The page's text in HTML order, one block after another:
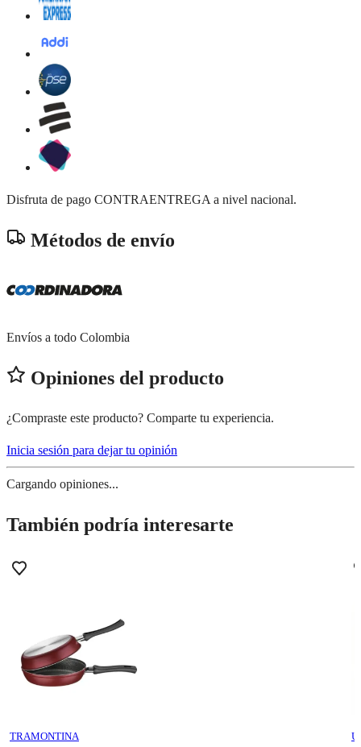
Disfruta de pago CONTRAENTREGA a nivel nacional.
Métodos de envío
Envíos a todo Colombia
Opiniones del producto
¿Compraste este producto? Comparte tu experiencia.
Inicia sesión para dejar tu opinión
Cargando opiniones...
También podría interesarte
TRAMONTINA